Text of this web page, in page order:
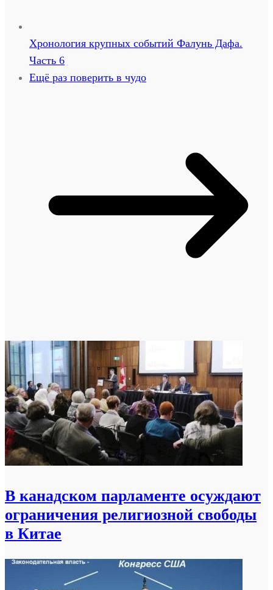
Хронология крупных событий Фалунь Дафа.
Часть 6
Ещё раз поверить в чудо
В канадском парламенте осуждают
ограничения религиозной свободы
в Китае